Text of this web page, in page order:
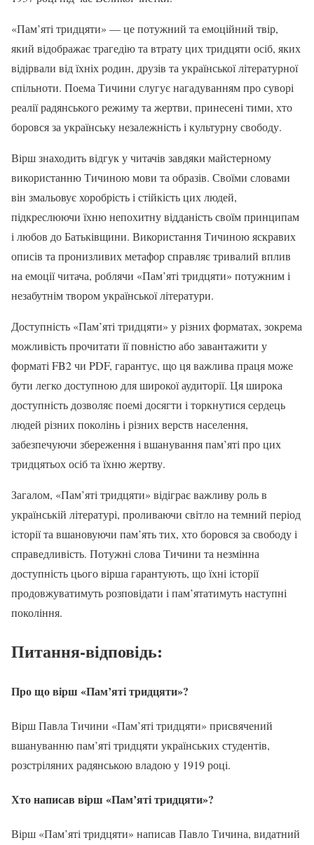
«Пам’яті тридцяти» — це потужний та емоційний твір,
який відображає трагедію та втрату цих тридцяти осіб, яких
відірвали від їхніх родин, друзів та української літературної
спільноти. Поема Тичини слугує нагадуванням про суворі
реалії радянського режиму та жертви, принесені тими, хто
боровся за українську незалежність і культурну свободу.
Вірш знаходить відгук у читачів завдяки майстерному
використанню Тичиною мови та образів. Своїми словами
він змальовує хоробрість і стійкість цих людей,
підкреслюючи їхню непохитну відданість своїм принципам
і любов до Батьківщини. Використання Тичиною яскравих
описів та пронизливих метафор справляє тривалий вплив
на емоції читача, роблячи «Пам’яті тридцяти» потужним і
незабутнім твором української літератури.
Доступність «Пам’яті тридцяти» у різних форматах, зокрема
можливість прочитати її повністю або завантажити у
форматі FB2 чи PDF, гарантує, що ця важлива праця може
бути легко доступною для широкої аудиторії. Ця широка
доступність дозволяє поемі досягти і торкнутися сердець
людей різних поколінь і різних верств населення,
забезпечуючи збереження і вшанування пам’яті про цих
тридцятьох осіб та їхню жертву.
Загалом, «Пам’яті тридцяти» відіграє важливу роль в
українській літературі, проливаючи світло на темний період
історії та вшановуючи пам’ять тих, хто боровся за свободу і
справедливість. Потужні слова Тичини та незмінна
доступність цього вірша гарантують, що їхні історії
продовжуватимуть розповідати і пам’ятатимуть наступні
покоління.
Питання-відповідь:
Про що вірш «Пам’яті тридцяти»?
Вірш Павла Тичини «Пам’яті тридцяти» присвячений
вшануванню пам’яті тридцяти українських студентів,
розстріляних радянською владою у 1919 році.
Хто написав вірш «Пам’яті тридцяти»?
Вірш «Пам’яті тридцяти» написав Павло Тичина, видатний